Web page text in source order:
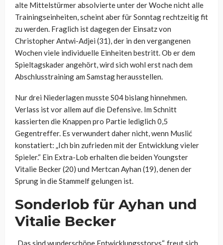
alte Mittelstürmer absolvierte unter der Woche nicht alle
Trainingseinheiten, scheint aber für Sonntag rechtzeitig fit
zu werden. Fraglich ist dagegen der Einsatz von
Christopher Antwi-Adjei (31), der in den vergangenen
Wochen viele individuelle Einheiten bestritt. Ob er dem
Spieltagskader angehört, wird sich wohl erst nach dem
Abschlusstraining am Samstag herausstellen.
Nur drei Niederlagen musste S04 bislang hinnehmen.
Verlass ist vor allem auf die Defensive. Im Schnitt
kassierten die Knappen pro Partie lediglich 0,5
Gegentreffer. Es verwundert daher nicht, wenn Muslić
konstatiert: „Ich bin zufrieden mit der Entwicklung vieler
Spieler.“ Ein Extra-Lob erhalten die beiden Youngster
Vitalie Becker (20) und Mertcan Ayhan (19), denen der
Sprung in die Stammelf gelungen ist.
Sonderlob für Ayhan und
Vitalie Becker
„Das sind wunderschöne Entwicklungsstorys“, freut sich